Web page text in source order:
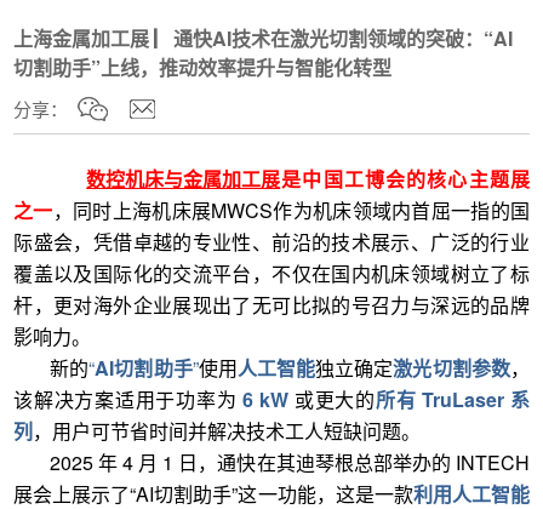
上海金属加工展 ▏通快AI技术在激光切割领域的突破：“AI
切割助手”上线，推动效率提升与智能化转型
分享：
数控机床与金属加工展是中国工博会的核心主题展
之一，同时上海机床展MWCS作为机床领域内首屈一指的国
际盛会，凭借卓越的专业性、前沿的技术展示、广泛的行业
覆盖以及国际化的交流平台，不仅在国内机床领域树立了标
杆，更对海外企业展现出了无可比拟的号召力与深远的品牌
影响力。
新的“AI切割助手”使用人工智能独立确定激光切割参数，
该解决方案适用于功率为6 kW 或更大的所有 TruLaser 系
列，用户可节省时间并解决技术工人短缺问题。
2025 年 4 月 1 日，通快在其迪琴根总部举办的 INTECH
展会上展示了“AI切割助手”这一功能，这是一款利用人工智能